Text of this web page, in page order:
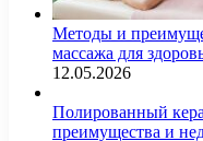
Методы и
массажа для
12.05.2026
Полированный
преимущества и